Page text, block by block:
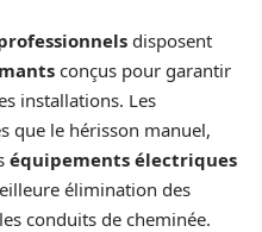
disposent
conçus pour garantir
installations. Les
que le hérisson manuel,
équipements électriques
élimination des
conduits de cheminée.